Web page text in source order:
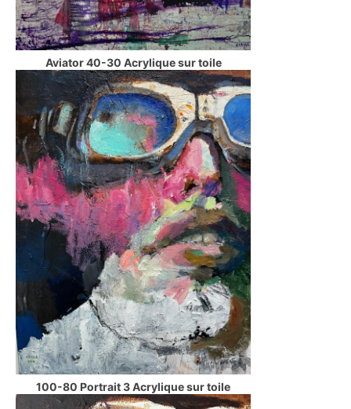
Aviator 40-30 Acrylique sur toile
100-80 Portrait 3 Acrylique sur toile